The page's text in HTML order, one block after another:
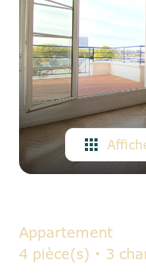
ALERTE
E-MAIL
CONTACT
Appartement
4 pièce(s)
3